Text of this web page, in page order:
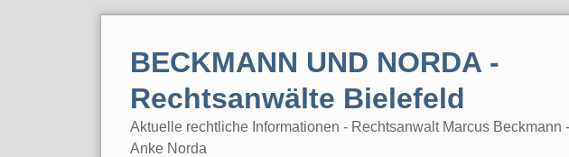
BECKMANN UND NORDA -
Rechtsanwälte Bielefeld
Aktuelle rechtliche Informationen - Rechtsanwalt Marcus Beckmann
Anke Norda